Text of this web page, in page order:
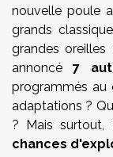
nouvelle poule
grands
grandes oreilles
annoncé7
programmés au
adaptations ?
? Mais surtout,
chances